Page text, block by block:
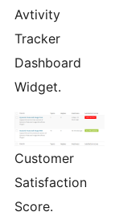
Avtivity
Tracker
Dashboard
Widget.
Customer
Satisfaction
Score.